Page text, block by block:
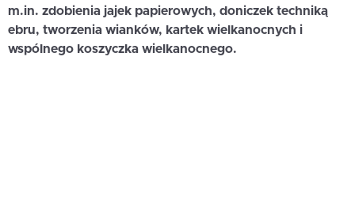
m.in. zdobienia jajek papierowych, doniczek techniką
ebru, tworzenia wianków, kartek wielkanocnych i
wspólnego koszyczka wielkanocnego.